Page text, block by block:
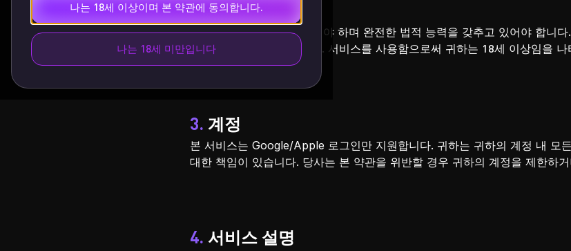
나는 18세 이상이며 본 약관에 동의합니다.
나는 18세 미만입니다
2. 자격 및 연령
귀하는 최소 18세 이상이어야 하며 완전한 법적 능력을 갖추고 있어야 합니
어 있으며 성인 전용입니다. 서비스를 사용함으로써 귀하는 18세 이상임을
3. 계정
본 서비스는 Google/Apple 로그인만 지원합니다. 귀하는 귀하의 계정 내 모
대한 책임이 있습니다. 당사는 본 약관을 위반할 경우 귀하의 계정을 제한하
4. 서비스 설명